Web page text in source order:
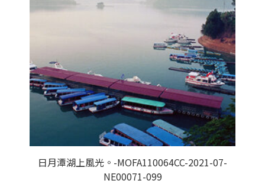
日月潭湖上風光。-MOFA110064CC-2021-07-
NE00071-099